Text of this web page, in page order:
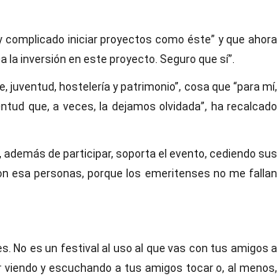
iniciar proyectos como éste” y que ahora
la inversión en este proyecto. Seguro que sí”.
hostelería y patrimonio”, cosa que “para mí,
que, a veces, la dejamos olvidada”, ha recalcado
de participar, soporta el evento, cediendo sus
esa personas, porque los emeritenses no me fallan
No es un festival al uso al que vas con tus amigos a
y escuchando a tus amigos tocar o, al menos,